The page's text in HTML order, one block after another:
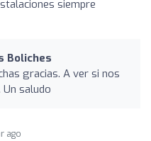
siempre
Boliches
gracias. A ver si nos
saludo
ago